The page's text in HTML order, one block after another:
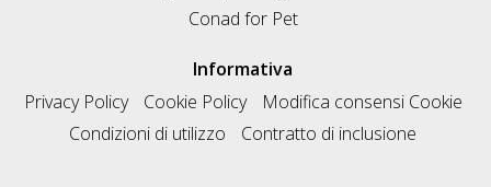
Conad for Pet
Informativa
Privacy Policy
Cookie Policy
Modifica consensi Cookie
Condizioni di utilizzo
Contratto di inclusione